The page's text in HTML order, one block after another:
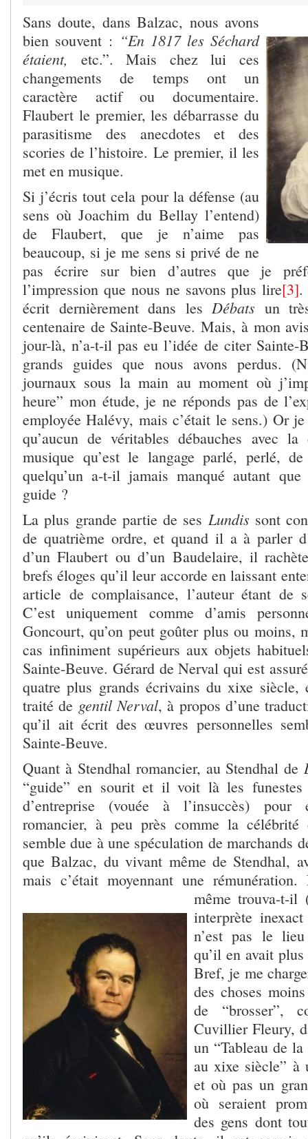
Sans doute, dans Balzac, nous avons
bien souvent : “En 1817 les Séchard
étaient,
etc.”. Mais chez lui ces
changements de temps ont un
caractère actif ou documentaire.
Flaubert le premier, les débarrasse du
parasitisme des anecdotes et des
scories de l’histoire. Le premier, il les
met en musique.
Si j’écris tout cela pour la défense (au
sens où Joachim du Bellay l’entend)
de Flaubert, que je n’aime pas
beaucoup, si je me sens si privé de ne
pas écrire sur bien d’autres que je
l’impression que nous ne savons plus lire[3].
écrit dernièrement dans les Débats un
centenaire de Sainte-Beuve. Mais, à mon
jour-là, n’a-t-il pas eu l’idée de citer Sainte-
grands guides que nous avons perdus.
journaux sous la main au moment où
heure” mon étude, je ne réponds pas de
employée Halévy, mais c’était le sens.) Or
qu’aucun de véritables débauches avec la
musique qu’est le langage parlé, perlé,
quelqu’un a-t-il jamais manqué autant
guide ?
La plus grande partie de ses Lundis sont
de quatrième ordre, et quand il a à parler
d’un Flaubert ou d’un Baudelaire, il
brefs éloges qu’il leur accorde en laissant
article de complaisance, l’auteur étant de
C’est uniquement comme d’amis
Goncourt, qu’on peut goûter plus ou moins,
cas infiniment supérieurs aux objets
Sainte-Beuve. Gérard de Nerval qui est
quatre plus grands écrivains duxixe siècle,
traité de gentil Nerval, à propos d’une
qu’il ait écrit des œuvres personnelles
Sainte-Beuve.
Quant à Stendhal romancier, au Stendhal de
“guide” en sourit et il voit là les funestes
d’entreprise (vouée à l’insuccès) pour
romancier, à peu près comme la célébrité
semble due à une spéculation de marchands
que Balzac, du vivant même de Stendhal,
mais c’était moyennant une
même trouva-t-
interprète
n’est pas le
qu’il en avait
Bref, je me
des choses
de “brosser”,
Cuvillier Fleury,
un “Tableau de
auxixe siècle” à
et où pas un
où seraient
des gens dont